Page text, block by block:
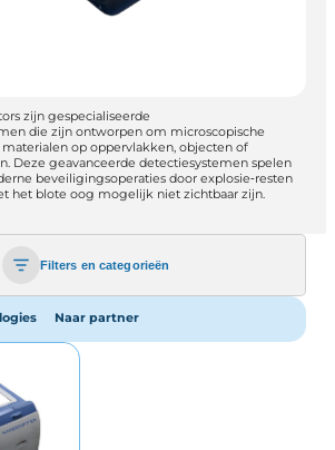
zijn gespecialiseerde
die zijn ontworpen om microscopische
materialen op oppervlakken, objecten of
Deze geavanceerde detectiesystemen spelen
beveiligingsoperaties door explosie‑resten
het blote oog mogelijk niet zichtbaar zijn.
Filters en categorieën
Naar partner